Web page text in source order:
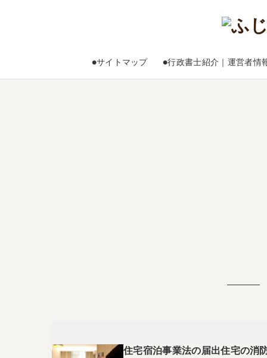
●サイトマップ ●行政書士紹介｜運営者情
住宅宿泊事業法の届出住宅の消